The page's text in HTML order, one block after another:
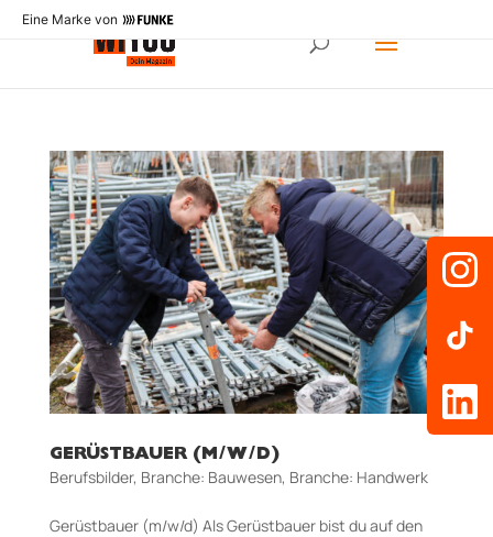
Eine Marke von
GERÜSTBAUER (M/W/D)
Berufsbilder, Branche: Bauwesen, Branche: Handwerk
Gerüstbauer (m/w/d) Als Gerüstbauer bist du auf den